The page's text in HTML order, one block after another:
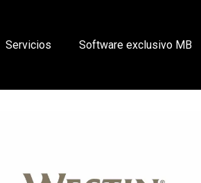
Servicios Software exclusivo MB